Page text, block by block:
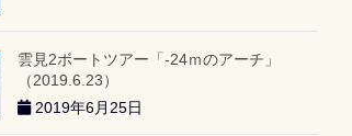
雲見2ボートツアー「-24ｍのアーチ」
（2019.6.23）
2019年6月25日